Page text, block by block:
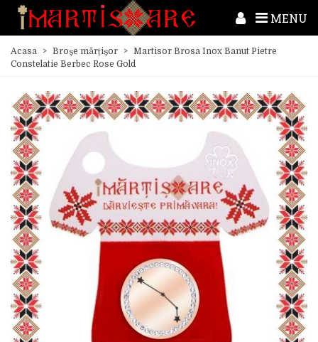
MENU
Acasa > Broșe mărțișor > Martisor Brosa Inox Banut Pietre
Constelatie Berbec Rose Gold